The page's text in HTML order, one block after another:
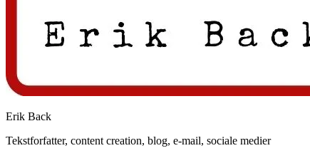
Erik Back
Tekstforfatter, content creation, blog, e-mail, sociale medier